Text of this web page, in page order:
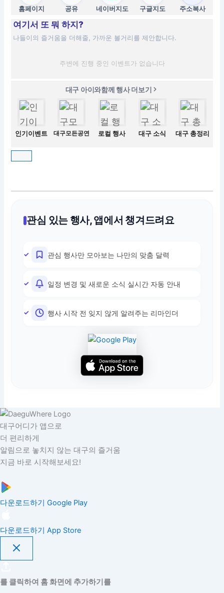
홈페이지 공유 네이버지도 구글지도 주소복사
여기서 또 뭐 하지?
나들이의 즐거움을 더해줄, 가까운 볼거리를 제안합니다.
주변에 진행 중인 이벤트가 없습니다
대구 아이와함께 행사 더보기
인기이벤트 대구모든공연 로컬 행사 대구 소식 대구 총정리
관심 있는 행사, 앱에서 챙겨드려요
관심 행사만 모아보는 나만의 맞춤 달력
일정 변경 및 새로운 소식 실시간 자동 안내
행사 시작 전 잊지 않게 알려주는 리마인더
대구어디가 앱으로
더 편리하게
알림으로 놓치지 않는 대구의 즐거움
지금 바로 시작해보세요!
다운로드하기 Google Play
다운로드하기 App Store
를 클릭하여 홈 화면에 추가하기를